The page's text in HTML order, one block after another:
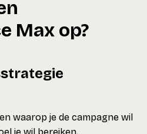
Max op?
waarop je de campagne wil